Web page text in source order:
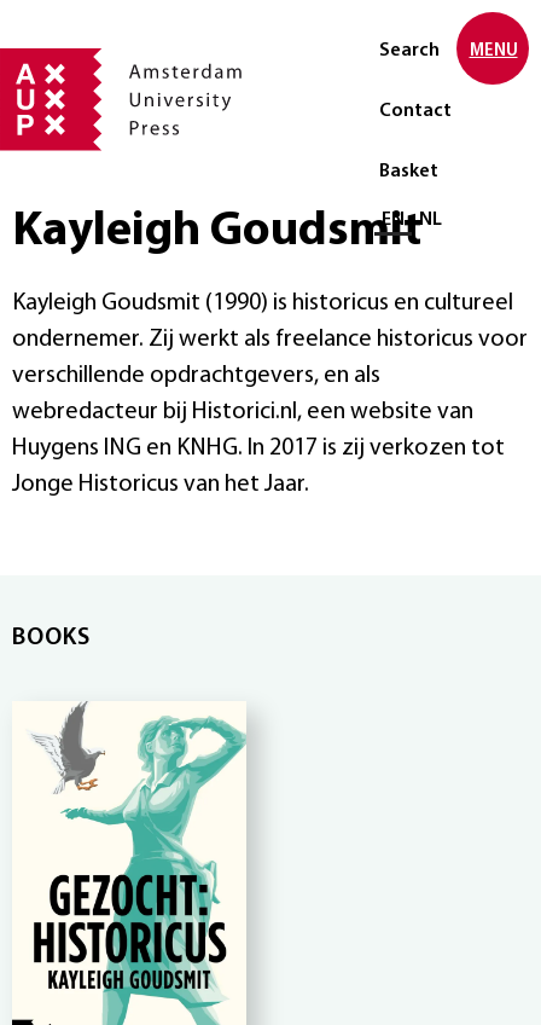
Search
Contact
Basket
Select language
EN NL
MENU
Kayleigh Goudsmit
Kayleigh Goudsmit (1990) is historicus en cultureel
ondernemer. Zij werkt als freelance historicus voor
verschillende opdrachtgevers, en als
webredacteur bij Historici.nl, een website van
Huygens ING en KNHG. In 2017 is zij verkozen tot
Jonge Historicus van het Jaar.
BOOKS